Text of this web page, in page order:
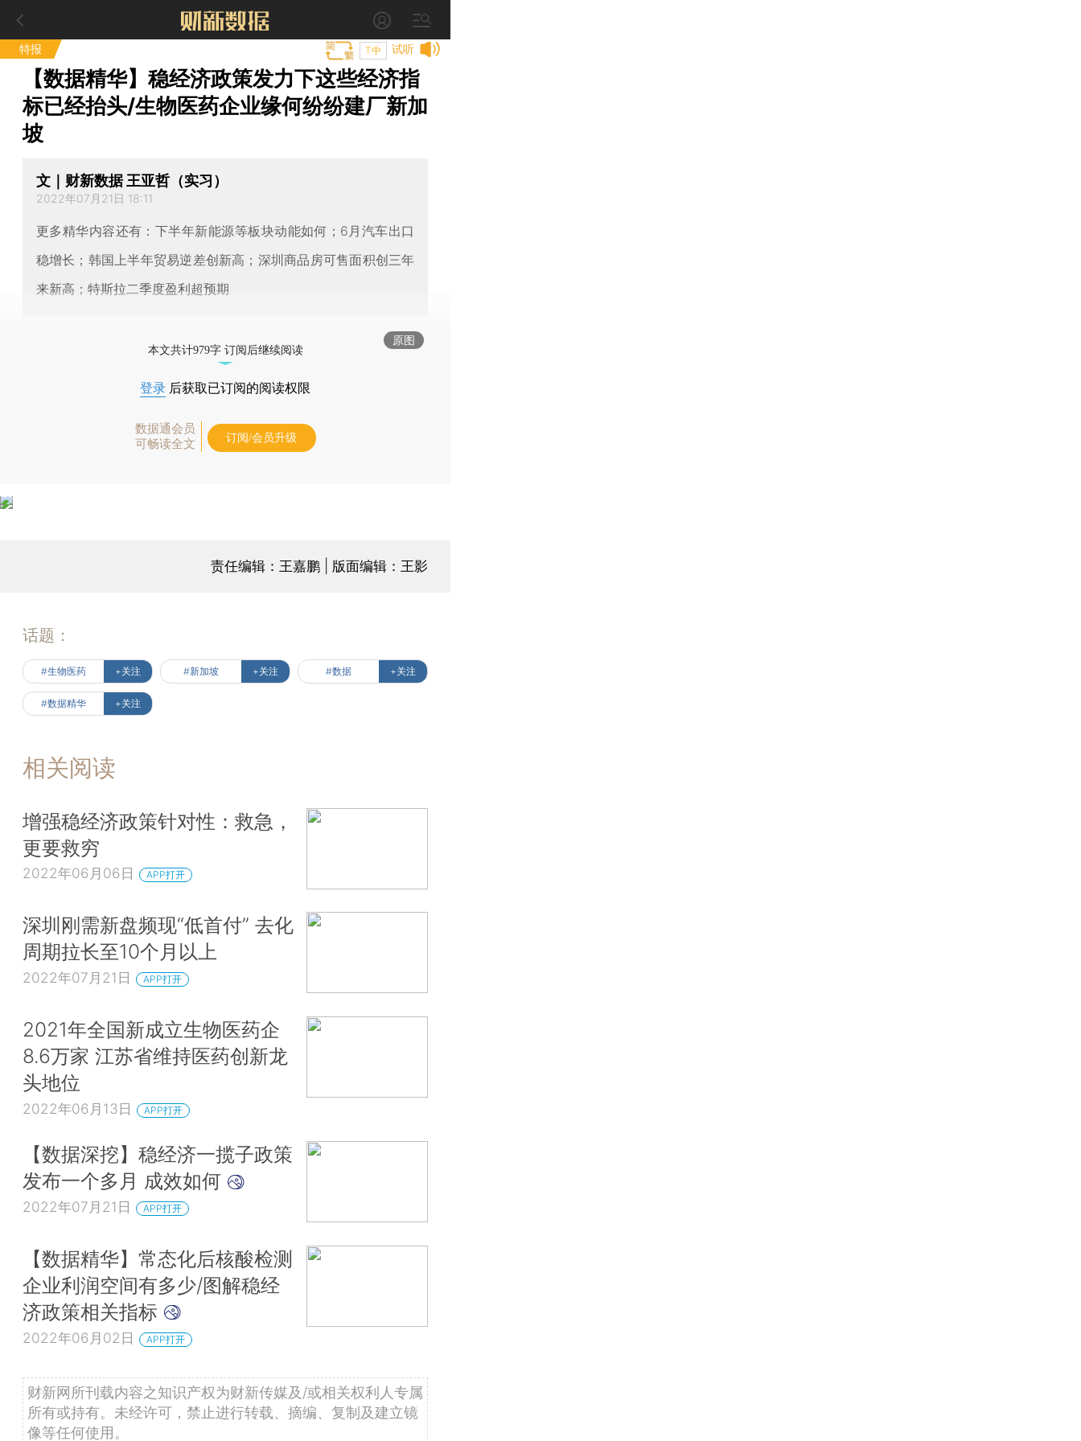
特报 试听
T中
【数据精华】稳经济政策发力下这些经济指
标已经抬头/生物医药企业缘何纷纷建厂新加
坡
文｜财新数据 王亚哲（实习）
2022年07月21日 18:11
更多精华内容还有：下半年新能源等板块动能如何；6月汽车出口
稳增长；韩国上半年贸易逆差创新高；深圳商品房可售面积创三年
来新高；特斯拉二季度盈利超预期
原图
本文共计979字 订阅后继续阅读
登录 后获取已订阅的阅读权限
数据通会员
可畅读全文
订阅/会员升级
责任编辑：王嘉鹏 | 版面编辑：王影
话题：
#生物医药 +关注 #新加坡 +关注 #数据 +关注
#数据精华 +关注
相关阅读
增强稳经济政策针对性：救急，
更要救穷
2022年06月06日 APP打开
深圳刚需新盘频现“低首付” 去化
周期拉长至10个月以上
2022年07月21日 APP打开
2021年全国新成立生物医药企
8.6万家 江苏省维持医药创新龙
头地位
2022年06月13日 APP打开
【数据深挖】稳经济一揽子政策
发布一个多月 成效如何
2022年07月21日 APP打开
【数据精华】常态化后核酸检测
企业利润空间有多少/图解稳经
济政策相关指标
2022年06月02日 APP打开
财新网所刊载内容之知识产权为财新传媒及/或相关权利人专属
所有或持有。未经许可，禁止进行转载、摘编、复制及建立镜
像等任何使用。